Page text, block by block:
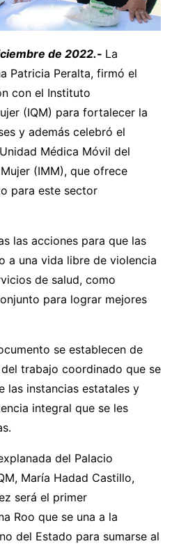
de 2022.- La
Patricia Peralta, firmó el
con el Instituto
(IQM) para fortalecer la
y además celebró el
Médica Móvil del
(IMM), que ofrece
para este sector
las acciones para que las
a una vida libre de violencia
de salud, como
para lograr mejores
se establecen de
trabajo coordinado que se
las instancias estatales y
integral que se les
del Palacio
María Hadad Castillo,
será el primer
Roo que se una a la
del Estado para sumarse al